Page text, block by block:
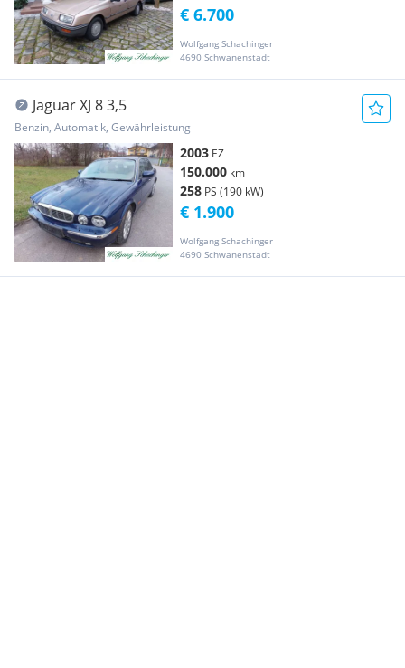
Wolfgang Schachinger
4690 Schwanenstadt
€ 6.700
Jaguar XJ 8 3,5
Benzin, Automatik, Gewährleistung
2003 EZ
150.000 km
258 PS (190 kW)
Wolfgang Schachinger
4690 Schwanenstadt
€ 1.900